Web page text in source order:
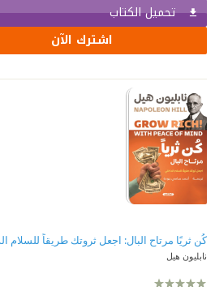
تحميل الكتاب
اشترك الآن
نابليون هيل